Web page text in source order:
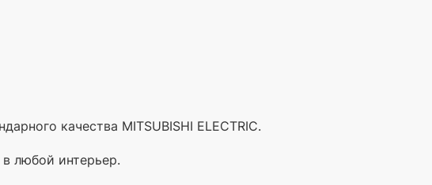
качества MITSUBISHI ELECTRIC.
любой интерьер.